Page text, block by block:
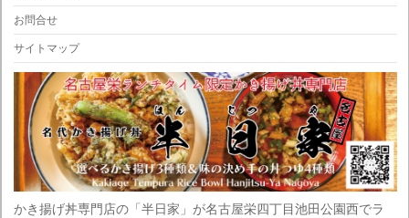
お問合せ
サイトマップ
かき揚げ丼専門店の「半日家」が名古屋栄四丁目池田公園西でラ